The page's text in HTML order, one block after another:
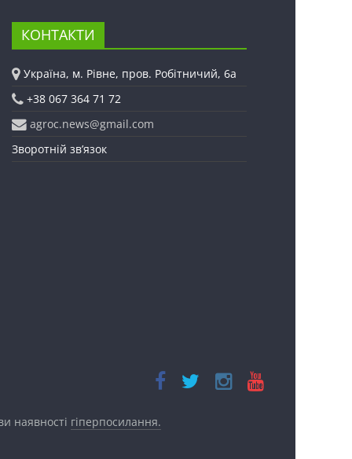
КОНТАКТИ
Україна, м. Рівне, пров. Робітничий, 6а
+38 067 364 71 72
agroc.news@gmail.com
Зворотній зв’язок
наявності гіперпосилання.